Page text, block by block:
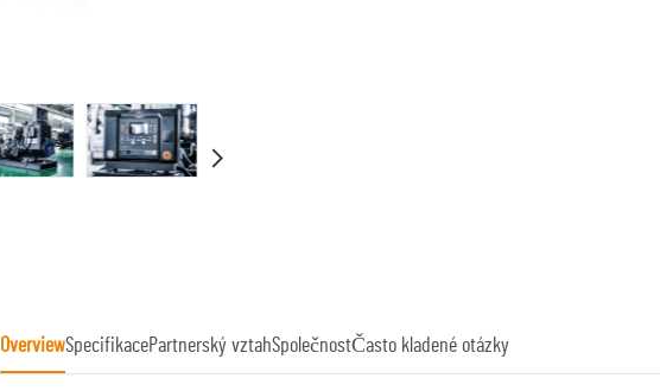
OverviewSpecifikacePartnerský vztahSpolečnostČasto kladené otázky